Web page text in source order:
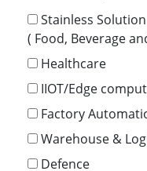
Stainless Solution
( Food, Beverage
Healthcare
IIOT/Edge
Factory
Warehouse &
Defence